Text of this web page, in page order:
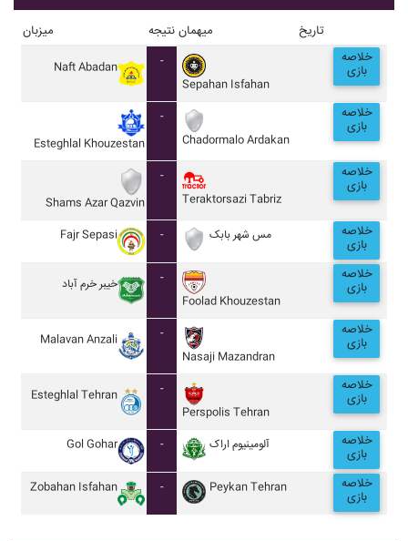
میزبان نتیجه میهمان تاریخ
Naft Abadan
-
Sepahan Isfahan
خلاصه
بازی
Esteghlal Khouzestan
-
Chadormalo Ardakan
خلاصه
بازی
Shams Azar Qazvin
-
Teraktorsazi Tabriz
خلاصه
بازی
Fajr Sepasi - مس شهر بابک خلاصه
بازی
خيبر خرم آباد
-
Foolad Khouzestan
خلاصه
بازی
Malavan Anzali
-
Nasaji Mazandran
خلاصه
بازی
Esteghlal Tehran
-
Perspolis Tehran
خلاصه
بازی
Gol Gohar - آلومينيوم اراک خلاصه
بازی
Zobahan Isfahan - Peykan Tehran خلاصه
بازی